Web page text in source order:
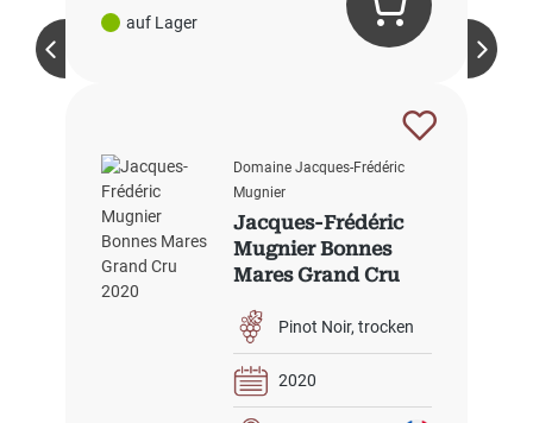
auf Lager
Domaine Jacques-Frédéric
Mugnier
Jacques-Frédéric
Mugnier Bonnes
Mares Grand Cru
Pinot Noir trocken
2020